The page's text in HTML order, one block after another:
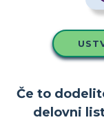
Če to
delovni